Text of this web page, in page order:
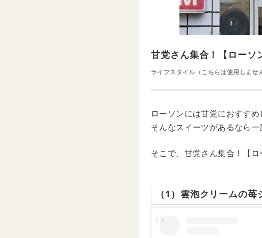
甘党さん集合！【ローソ
ライフスタイル（こちらは使用しませ
ローソンには甘党におすす
そんなスイーツがあるなら一
そこで、甘党さん集合！【
（1）雲泡クリームの苺